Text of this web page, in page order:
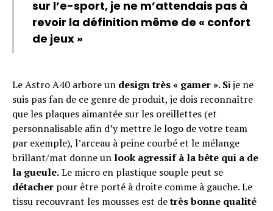
sur l’e-sport, je ne m’attendais pas à
revoir la définition même de « confort
de jeux »
Le Astro A40 arbore un design très « gamer ». Si je ne
suis pas fan de ce genre de produit, je dois reconnaître
que les plaques aimantée sur les oreillettes (et
personnalisable afin d’y mettre le logo de votre team
par exemple), l’arceau à peine courbé et le mélange
brillant/mat donne un look agressif à la bête qui a de
la gueule.Le micro en plastique souple peut se
détacher pour être porté à droite comme à gauche. Le
tissu recouvrant les mousses est detrès bonne qualité